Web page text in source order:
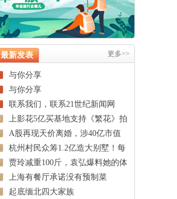
更多>>
最新发表
与你分享
与你分享
联系我们，联系21世纪新闻网
上影花5亿买基地支持《繁花》拍
摄
A股再现天价离婚，涉40亿市值
股票
杭州村民众筹1.2亿造大别墅！每
户
贾玲减重100斤，袁弘爆料她的体
脂
上海有餐厅承诺没有预制菜
起底缅北四大家族